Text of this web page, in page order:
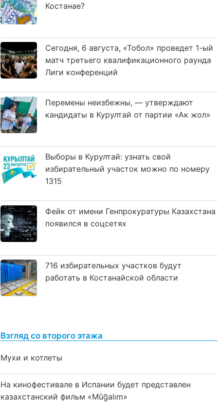
Костанае?
Сегодня, 6 августа, «Тобол» проведет 1-ый
матч третьего квалификационного раунда
Лиги конференций
Перемены неизбежны, — утверждают
кандидаты в Курултай от партии «Ак жол»
Выборы в Курултай: узнать свой
избирательный участок можно по номеру
1315
Фейк от имени Генпрокуратуры Казахстана
появился в соцсетях
716 избирательных участков будут
работать в Костанайской области
Взгляд со второго этажа
Мухи и котлеты
На кинофестивале в Испании будет представлен
казахстанский фильм «Mūğalım»